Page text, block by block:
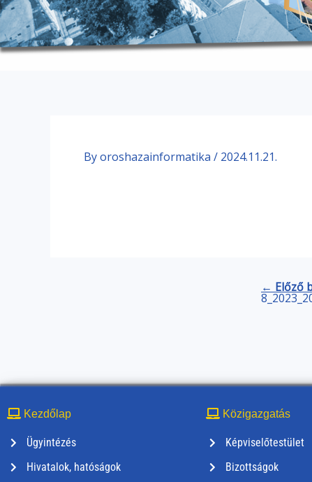
Byoroshazainformatika / 2024.11.21.
← Előző
Kezdőlap
Ügyintézés
Hivatalok, hatóságok
Közigazgatás
Képviselőtestület
Bizottságok